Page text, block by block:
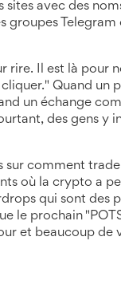
sites avec des
groupes
rire. Il est là pour
Quand un
un échange
des gens y
comment
où la crypto a
qui sont des
le prochain
et beaucoup